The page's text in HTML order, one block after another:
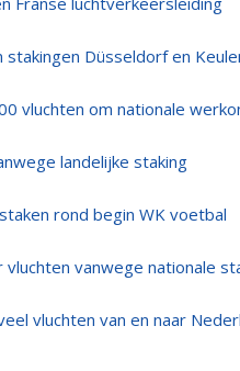
Düsseldorf en
vluchten om nationale
landelijke staking
rond begin WK voetbal
vanwege nationale
vluchten van en naar